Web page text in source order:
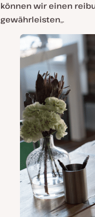
können wir einen
gewährleisten„.